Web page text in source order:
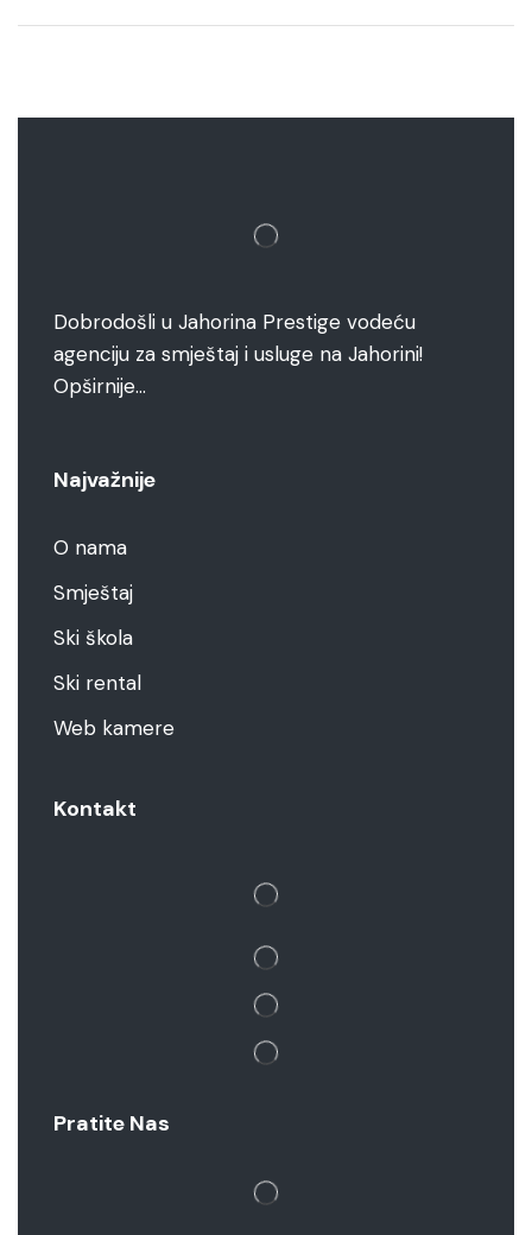
Dobrodošli u Jahorina Prestige vodeću
agenciju za smještaj i usluge na Jahorini!
Opširnije…
Najvažnije
O nama
Smještaj
Ski škola
Ski rental
Web kamere
Kontakt
Pratite Nas